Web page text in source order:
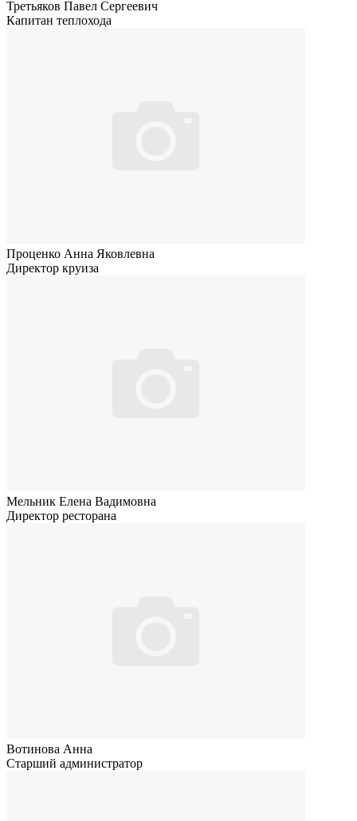
Третьяков Павел Сергеевич
Капитан теплохода
Проценко Анна Яковлевна
Директор круиза
Мельник Елена Вадимовна
Директор ресторана
Вотинова Анна
Старший администратор